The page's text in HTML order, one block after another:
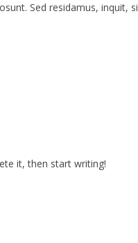
Sed residamus, inquit, si
it, then start writing!